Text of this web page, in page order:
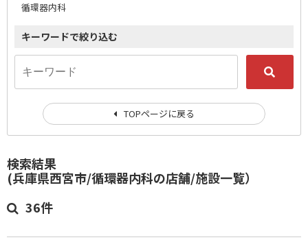
検索結果
(兵庫県西宮市/循環器内科の店舗/施設一覧）
36件
循環器内科
キーワードで絞り込む
TOPページに戻る